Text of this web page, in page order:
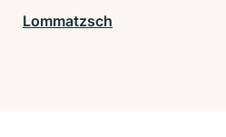
Lommatzsch